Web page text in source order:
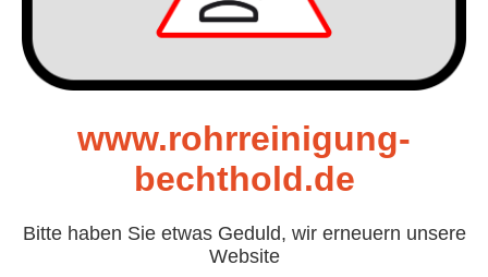
www.rohrreinigung-
bechthold.de
Bitte haben Sie etwas Geduld, wir erneuern unsere
Website